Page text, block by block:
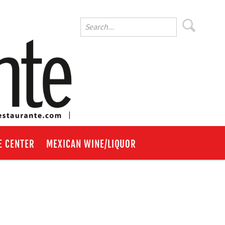
CENTER MEXICAN WINE/LIQUOR